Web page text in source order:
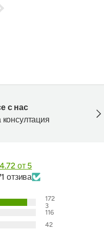
с нас
консултация
4.72 от 5
отзива
172
3
116
42